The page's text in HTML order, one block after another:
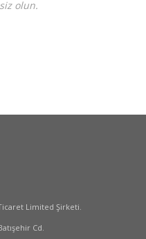
olun.
Limited Şirketi.
Cd.